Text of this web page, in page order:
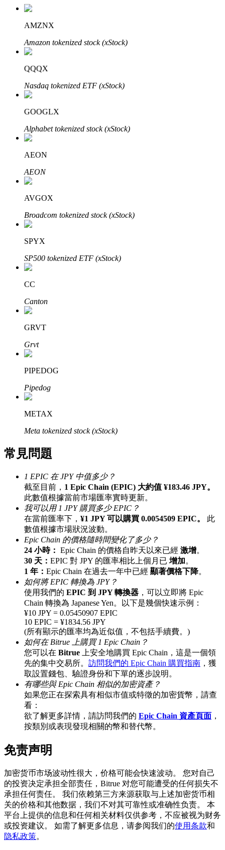
定投理财
享受活期理財及長期收益
學習理財
了解如何賺取穩定收入
Bitrue AI
合夥人計劃
邀请好友
邀請朋友獲得現金獎勵
BTC 專享獎勵
BTC 專享獎勵
充值CASHCAT & 赢取
瓜分 500000 CASHCAT 獎池
BitMart 用戶遷移專享
AMZNX
Amazon tokenized stock (xStock)
QQQX
Nasdaq tokenized ETF (xStock)
GOOGLX
Alphabet tokenized stock (xStock)
AEON
AEON
AVGOX
Broadcom tokenized stock (xStock)
SPYX
SP500 tokenized ETF (xStock)
CC
Canton
GRVT
Grvt
PIPEDOG
Pipedog
METAX
Meta tokenized stock (xStock)
常見問題
1 EPIC 在 JPY 中值多少？
截至目前， 1 Epic Chain (EPIC) 大約值 ¥183.46 JPY。
此數值根據當前市場匯率實時更新。
我可以用 1 JPY 購買多少 EPIC？
在當前匯率下， ¥1 JPY 可以購買 0.0054509 EPIC。
此
數值根據市場狀況波動。
Epic Chain 的價格隨時間變化了多少？
24 小時： Epic Chain 的價格自昨天以來已經 激增。
30 天： EPIC 對 JPY 的匯率相比上個月已 增加。
1 年： Epic Chain 在過去一年中已經 顯著價格下降。
如何將 EPIC 轉換為 JPY？
使用我們的 EPIC 到 JPY 轉換器 ，可以立即將 Epic
Chain 轉換為 Japanese Yen。以下是幾個快速示例：
¥10 JPY = 0.05450907 EPIC
10 EPIC = ¥1834.56 JPY
(所有顯示的匯率均為近似值，不包括手續費。)
如何在 Bitrue 上購買 1 Epic Chain？
您可以在 Bitrue 上安全地購買 Epic Chain，這是一個領
先的集中交易所。 訪問我們的 Epic Chain 購買指南 ，獲
取設置錢包、驗證身份和下單的逐步說明。
有哪些與 Epic Chain 相似的加密資產？
如果您正在探索具有相似市值或特徵的加密貨幣，請查
看：
欲了解更多詳情，請訪問我們的 Epic Chain 資產頁面 ，
按類別或表現發現相關的幣和替代幣。
免责声明
加密货币市场波动性很大，价格可能会快速波动。 您对自己
的投资决定承担全部责任，Bitrue 对您可能遭受的任何损失不
承担任何责任。 我们依赖第三方来源获取与上述加密货币相
关的价格和其他数据，我们不对其可靠性或准确性负责。 本
平台上提供的信息和任何相关材料仅供参考，不应被视为财务
或投资建议。 如需了解更多信息，请参阅我们的使用条款和
隐私政策。